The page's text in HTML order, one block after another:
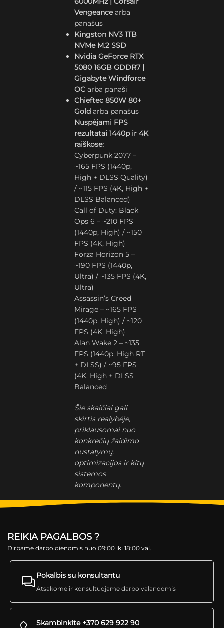
Vengeancearba
panašūs
Kingston NV3 1TB
NVMe M.2 SSD
Nvidia GeForce RTX
5080 16GB GDDR7 |
Gigabyte Windforce
OC arba panaši
Chieftec 850W 80+
Gold arba panašus
Nuspėjami FPS
rezultatai 1440p ir 4K
raiškose:
Cyberpunk 2077 –
~165 FPS (1440p,
High + DLSS Quality)
/ ~115 FPS (4K, High +
DLSS Balanced)
Call of Duty: Black
Ops 6 – ~210 FPS
(1440p, High) / ~150
FPS (4K, High)
Forza Horizon 5 –
~190 FPS (1440p,
Ultra) / ~135 FPS (4K,
Ultra)
Assassin’s Creed
Mirage – ~165 FPS
(1440p, High) / ~120
FPS (4K, High)
Alan Wake 2 – ~135
FPS (1440p, High RT
+ DLSS) / ~95 FPS
(4K, High + DLSS
Balanced
Šie skaičiai gali
skirtis realybėje,
priklausomai nuo
konkrečių žaidimo
nustatymų,
optimizacijos ir kitų
sistemos
komponentų.
REIKIA PAGALBOS ?
Dirbame darbo dienomis nuo 09:00 iki 18:00 val.
Pokalbis su konsultantu
Atsakome ir konsultuojame darbo valandomis
Skambinkite +370 629 922 90